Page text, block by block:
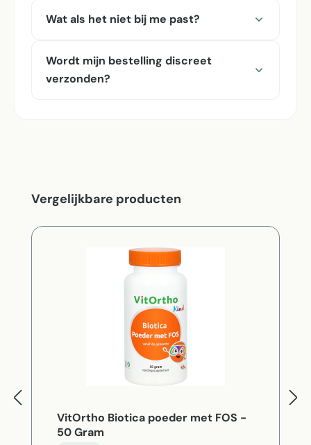
Wat als het niet bij me past?
Wordt mijn bestelling discreet
verzonden?
Productgalerij overslaan
Vergelijkbare producten
VitOrtho Biotica poeder met FOS -
50 Gram